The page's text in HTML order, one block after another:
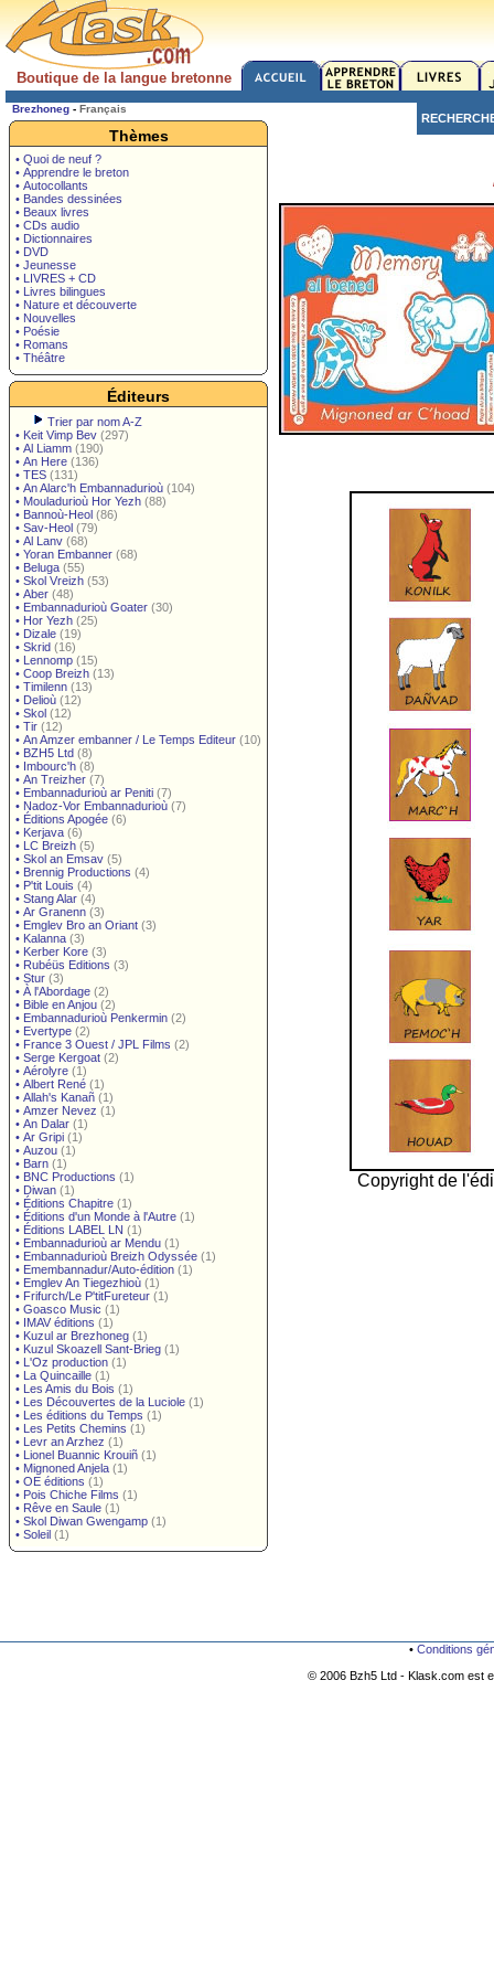
Boutique de la langue bretonne
Brezhoneg - Français
Thèmes
• Quoi de neuf ?
• Apprendre le breton
• Autocollants
• Bandes dessinées
• Beaux livres
• CDs audio
• Dictionnaires
• DVD
• Jeunesse
• LIVRES + CD
• Livres bilingues
• Nature et découverte
• Nouvelles
• Poésie
• Romans
• Théâtre
Éditeurs
Trier par nom A-Z
• Keit Vimp Bev (297)
• Al Liamm (190)
• An Here (136)
• TES (131)
• An Alarc'h Embannadurioù (104)
• Mouladurioù Hor Yezh (88)
• Bannoù-Heol (86)
• Sav-Heol (79)
• Al Lanv (68)
• Yoran Embanner (68)
• Beluga (55)
• Skol Vreizh (53)
• Aber (48)
• Embannadurioù Goater (30)
• Hor Yezh (25)
• Dizale (19)
• Skrid (16)
• Lennomp (15)
• Coop Breizh (13)
• Timilenn (13)
• Delioù (12)
• Skol (12)
• Tir (12)
• An Amzer embanner / Le Temps Editeur (10)
• BZH5 Ltd (8)
• Imbourc'h (8)
• An Treizher (7)
• Embannadurioù ar Peniti (7)
• Nadoz-Vor Embannadurioù (7)
• Éditions Apogée (6)
• Kerjava (6)
• LC Breizh (5)
• Skol an Emsav (5)
• Brennig Productions (4)
• P'tit Louis (4)
• Stang Alar (4)
• Ar Granenn (3)
• Emglev Bro an Oriant (3)
• Kalanna (3)
• Kerber Kore (3)
• Rubéüs Editions (3)
• Stur (3)
• À l'Abordage (2)
• Bible en Anjou (2)
• Embannadurioù Penkermin (2)
• Evertype (2)
• France 3 Ouest / JPL Films (2)
• Serge Kergoat (2)
• Aérolyre (1)
• Albert René (1)
• Allah's Kanañ (1)
• Amzer Nevez (1)
• An Dalar (1)
• Ar Gripi (1)
• Auzou (1)
• Barn (1)
• BNC Productions (1)
• Diwan (1)
• Éditions Chapitre (1)
• Éditions d'un Monde à l'Autre (1)
• Éditions LABEL LN (1)
• Embannadurioù ar Mendu (1)
• Embannadurioù Breizh Odyssée (1)
• Emembannadur/Auto-édition (1)
• Emglev An Tiegezhioù (1)
• Frifurch/Le P'titFureteur (1)
• Goasco Music (1)
• IMAV éditions (1)
• Kuzul ar Brezhoneg (1)
• Kuzul Skoazell Sant-Brieg (1)
• L'Oz production (1)
• La Quincaille (1)
• Les Amis du Bois (1)
• Les Découvertes de la Luciole (1)
• Les éditions du Temps (1)
• Les Petits Chemins (1)
• Levr an Arzhez (1)
• Lionel Buannic Krouiñ (1)
• Mignoned Anjela (1)
• OE éditions (1)
• Pois Chiche Films (1)
• Rêve en Saule (1)
• Skol Diwan Gwengamp (1)
• Soleil (1)
Copyright de
• Conditions
© 2006 Bzh5 Ltd - Klask.com est